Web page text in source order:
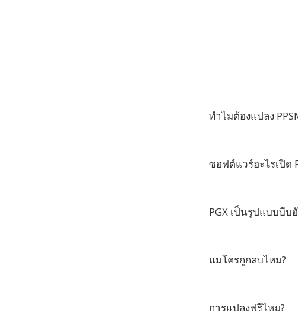
ทำไมต้องแปลง
ซอฟต์แวร์อะไรเปิด
PGX เป็นรูปแบบบีบ
แมโครถูกลบไหม?
การแปลงฟรีไหม?